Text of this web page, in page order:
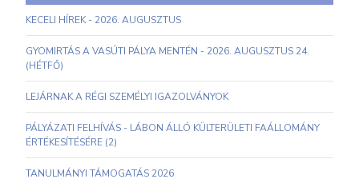
KECELI HÍREK - 2026. AUGUSZTUS
GYOMIRTÁS A VASÚTI PÁLYA MENTÉN - 2026. AUGUSZTUS 24.
(HÉTFŐ)
LEJÁRNAK A RÉGI SZEMÉLYI IGAZOLVÁNYOK
PÁLYÁZATI FELHÍVÁS - LÁBON ÁLLÓ KÜLTERÜLETI FAÁLLOMÁNY
ÉRTÉKESÍTÉSÉRE (2)
TANULMÁNYI TÁMOGATÁS 2026